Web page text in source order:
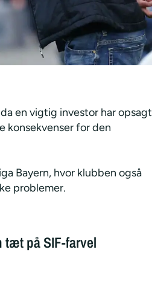
en vigtig investor har opsagt
konsekvenser for den
Bayern, hvor klubben også
problemer.
tæt på SIF-farvel